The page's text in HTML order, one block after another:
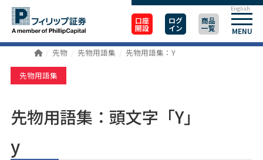
口座
開設
ログ
イン
商品
一覧 MENU
English
先物 先物用語集 先物用語集：Y
先物用語集
先物用語集：頭文字「Y」
y